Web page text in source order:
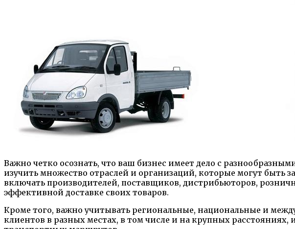
Важно четко осознать, что ваш бизнес имеет дело с
изучить множество отраслей и организаций, которые могут быть
включать производителей, поставщиков, дистрибьюторов,
эффективной доставке своих товаров.
Кроме того, важно учитывать региональные, национальные и
клиентов в разных местах, в том числе и на крупных расстояниях,